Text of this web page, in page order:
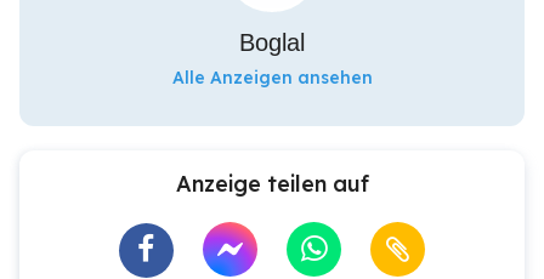
Boglal
Alle Anzeigen ansehen
Anzeige teilen auf